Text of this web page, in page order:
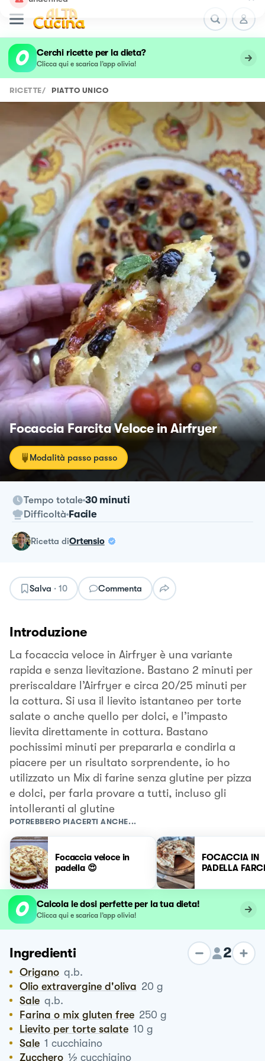
undefined
Cerchi ricette per la dieta?
Clicca qui e scarica l’app olivia!
RICETTE/ PIATTO UNICO
Focaccia Farcita Veloce in Airfryer
Modalità passo passo
Tempo totale 30 minuti
Difficoltà Facile
ricetta diOrtensio
Salva · 10 Commenta
Introduzione
La focaccia veloce in Airfryer è una variante
rapida e senza lievitazione. Bastano 2 minuti per
preriscaldare l’Airfryer e circa 20/25 minuti per
la cottura. Si usa il lievito istantaneo per torte
salate o anche quello per dolci, e l’impasto
lievita direttamente in cottura. Bastano
pochissimi minuti per prepararla e condirla a
piacere per un risultato sorprendente, io ho
utilizzato un Mix di farine senza glutine per pizza
e dolci, per farla provare a tutti, incluso gli
intolleranti al glutine
POTREBBERO PIACERTI ANCHE...
Focaccia veloce in
padella 😍
FOCACCIA IN
PADELLA
Calcola le dosi perfette per la tua dieta!
Clicca qui e scarica l’app olivia!
Ingredienti 2
Origano q.b.
Olio extravergine d'oliva 20 g
Sale q.b.
Farina o mix gluten free 250 g
Lievito per torte salate 10 g
Sale 1 cucchiaino
Zucchero ½ cucchiaino